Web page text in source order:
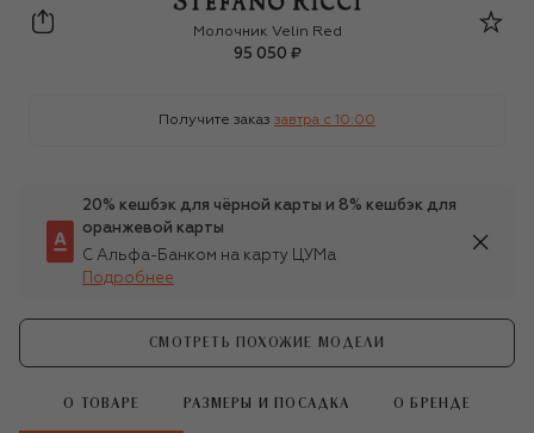
Stefano Ricci
Молочник Velin Red
95 050 ₽
Получите заказ завтра c 10:00
20% кешбэк для чёрной карты и 8% кешбэк для
оранжевой карты
С Альфа-Банком на карту ЦУМа
Подробнее
СМОТРЕТЬ ПОХОЖИЕ МОДЕЛИ
О ТОВАРЕ РАЗМЕРЫ И ПОСАДКА О БРЕНДЕ